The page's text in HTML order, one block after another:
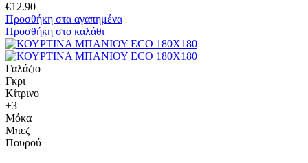
€12.90
Προσθήκη στα αγαπημένα
Προσθήκη στο καλάθι
Γαλάζιο
Γκρι
Κίτρινο
+3
Μόκα
Μπεζ
Πουρού